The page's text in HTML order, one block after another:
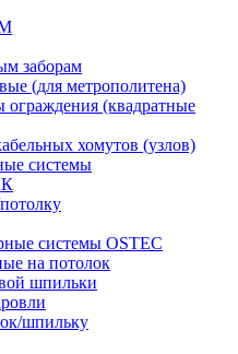
заборам
(для метрополитена)
(квадратные
хомутов (узлов)
системы
системы OSTEC
на потолок
шпильки
шпильку